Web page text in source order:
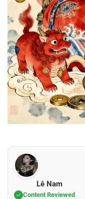
Lê Nam
Content Reviewed